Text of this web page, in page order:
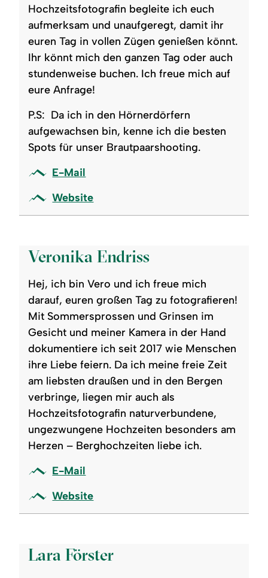
Hochzeitsfotografin begleite ich euch
aufmerksam und unaufgeregt, damit ihr
euren Tag in vollen Zügen genießen könnt.
Ihr könnt mich den ganzen Tag oder auch
stundenweise buchen. Ich freue mich auf
eure Anfrage!
P.S: Da ich in den Hörnerdörfern
aufgewachsen bin, kenne ich die besten
Spots für unser Brautpaarshooting.
E-Mail
Website
Veronika Endriss
Hej, ich bin Vero und ich freue mich
darauf, euren großen Tag zu fotografieren!
Mit Sommersprossen und Grinsen im
Gesicht und meiner Kamera in der Hand
dokumentiere ich seit 2017 wie Menschen
ihre Liebe feiern. Da ich meine freie Zeit
am liebsten draußen und in den Bergen
verbringe, liegen mir auch als
Hochzeitsfotografin naturverbundene,
ungezwungene Hochzeiten besonders am
Herzen – Berghochzeiten liebe ich.
E-Mail
Website
Lara Förster